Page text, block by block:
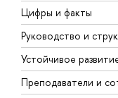
Цифры и факты
Руководство и
Устойчивое
Преподаватели и